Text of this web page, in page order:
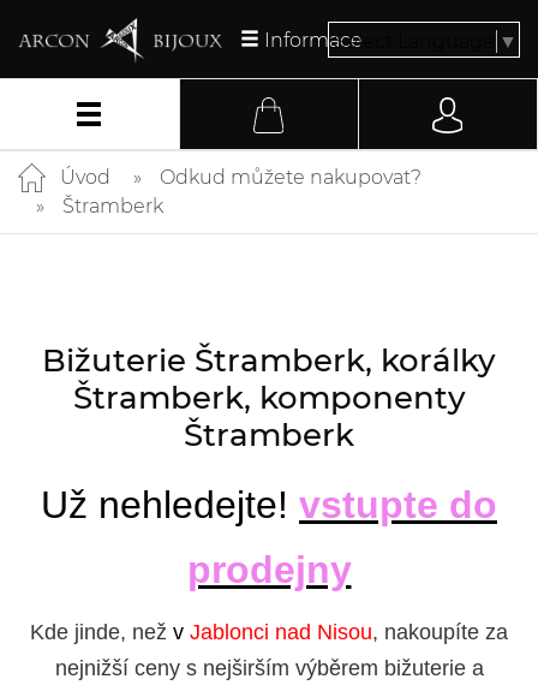
InformaceSelect Language ▼
Úvod
Odkud můžete nakupovat?
Štramberk
Bižuterie Štramberk, korálky
Štramberk, komponenty
Štramberk
Už nehledejte! vstupte do
prodejny
Kde jinde, než v Jablonci nad Nisou, nakoupíte za
nejnižší ceny s nejširším výběrem bižuterie a